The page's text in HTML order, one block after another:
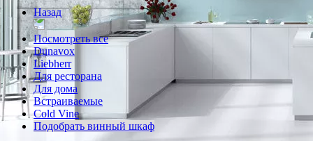
Назад
Посмотреть все
Dunavox
Liebherr
Для ресторана
Для дома
Встраиваемые
Cold Vine
Подобрать винный шкаф